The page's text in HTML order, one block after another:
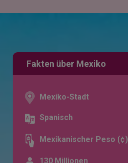
Fakten über Mexiko
Mexiko-Stadt
Spanisch
Mexikanischer Peso (¢)
130 Millionen